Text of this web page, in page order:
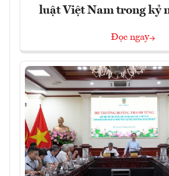
luật Việt Nam trong kỷ
Đọc ngay